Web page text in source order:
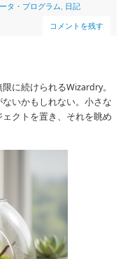
タ・プログラム, 日記
コメントを残す
に続けられるWizardry。
いかもしれない。小さな
クトを置き、それを眺め